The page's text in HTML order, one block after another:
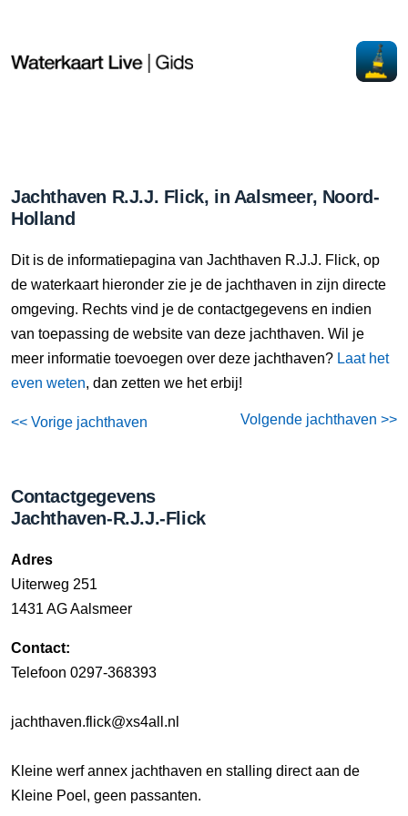
Jachthaven R.J.J. Flick, in Aalsmeer, Noord-
Holland
Dit is de informatiepagina van Jachthaven R.J.J. Flick, op
de waterkaart hieronder zie je de jachthaven in zijn directe
omgeving. Rechts vind je de contactgegevens en indien
van toepassing de website van deze jachthaven. Wil je
meer informatie toevoegen over deze jachthaven? Laat het
even weten, dan zetten we het erbij!
<< Vorige jachthaven Volgende jachthaven >>
Contactgegevens
Jachthaven-R.J.J.-Flick
Adres
Uiterweg 251
1431 AG Aalsmeer
Contact:
Telefoon 0297-368393
jachthaven.flick@xs4all.nl
Kleine werf annex jachthaven en stalling direct aan de
Kleine Poel, geen passanten.